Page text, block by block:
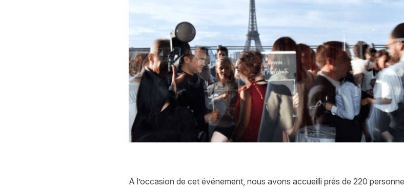
A l’occasion de cet événement, nous avons accueilli près de 220